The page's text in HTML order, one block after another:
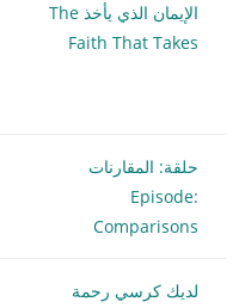
الإيمان الذي يأخذ The
Faith That Takes
حلقة: المقارنات
Episode:
Comparisons
لديك كرسي رحمة